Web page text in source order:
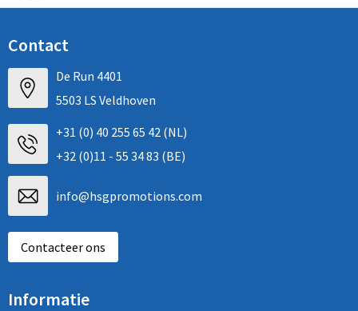
Contact
De Run 4401
5503 LS Veldhoven
+31 (0) 40 255 65 42 (NL)
+32 (0)11 - 55 34 83 (BE)
info@hsgpromotions.com
Contacteer ons
Informatie